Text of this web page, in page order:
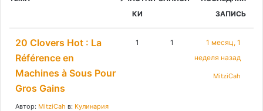
КИ
ЗАПИСЬ
20 Clovers Hot : La
Référence en
Machines à Sous Pour
Gros Gains
Автор: MitziCah в: Кулинария
1 1
1 месяц, 1
неделя назад
MitziCah